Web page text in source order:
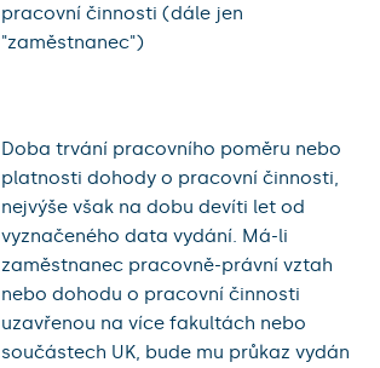
pracovní činnosti (dále jen
"zaměstnanec")
Doba trvání pracovního poměru nebo
platnosti dohody o pracovní činnosti,
nejvýše však na dobu devíti let od
vyznačeného data vydání. Má-li
zaměstnanec pracovně-právní vztah
nebo dohodu o pracovní činnosti
uzavřenou na více fakultách nebo
součástech UK, bude mu průkaz vydán